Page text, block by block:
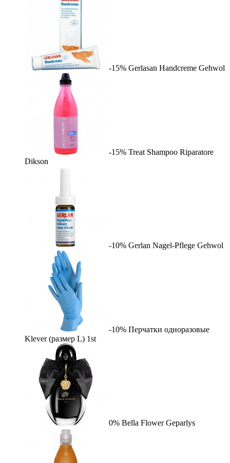
-15% Gerlasan Handcreme Gehwol
-15% Treat Shampoo Riparatore
Dikson
-10% Gerlan Nagel-Pflege Gehwol
-10% Перчатки одноразовые
Klever (размер L) 1st
0% Bella Flower Geparlys